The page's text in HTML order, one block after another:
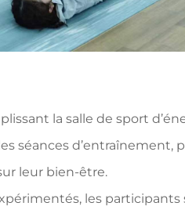
la salle de sport
séances d’entraînement,
leur bien-être.
les participants